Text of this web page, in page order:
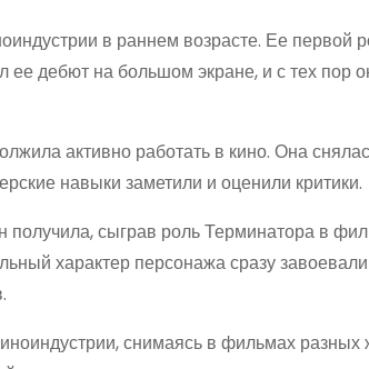
в раннем возрасте. Ее первой
дебют на большом экране, и с тех пор
активно работать в кино. Она
навыки заметили и оценили критики.
получила, сыграв роль Терминатора в
характер персонажа сразу
снимаясь в фильмах